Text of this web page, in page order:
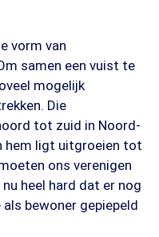
vorm van
samen een vuist te
mogelijk
Die
tot zuid in Noord-
hem ligt uitgroeien tot
ons verenigen
heel hard dat er nog
bewoner gepiepeld